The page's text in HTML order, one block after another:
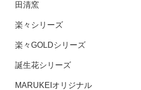
田清窯
楽々シリーズ
楽々GOLDシリーズ
誕生花シリーズ
MARUKEIオリジナル